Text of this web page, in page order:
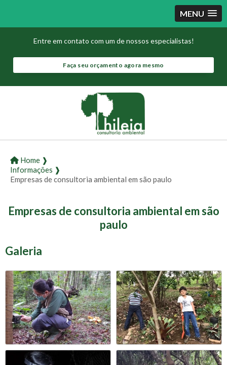
MENU
Entre em contato com um de nossos especialistas!
Faça seu orçamento agora mesmo
Home ❱
Informações ❱
Empresas de consultoria ambiental em são paulo
Empresas de consultoria ambiental em são
paulo
Galeria